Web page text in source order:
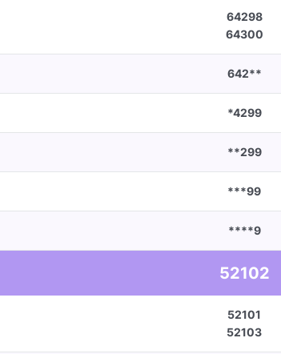
64298
64300
642**
*4299
**299
***99
****9
52102
52101
52103